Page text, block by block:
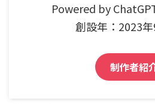
Powered by
創設年：2023
制作者紹